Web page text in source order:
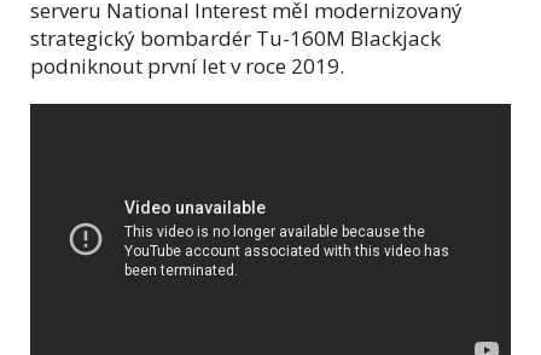
serveru National Interest měl modernizovaný
strategický bombardér Tu-160M Blackjack
podniknout první let v roce 2019.